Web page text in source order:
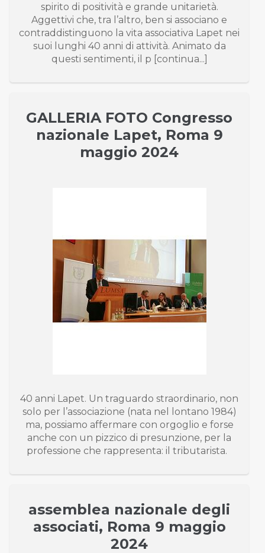
spirito di positività e grande unitarietà.
Aggettivi che, tra l’altro, ben si associano e
contraddistinguono la vita associativa Lapet nei
suoi lunghi 40 anni di attività. Animato da
questi sentimenti, il p [continua...]
GALLERIA FOTO Congresso
nazionale Lapet, Roma 9
maggio 2024
40 anni Lapet. Un traguardo straordinario, non
solo per l’associazione (nata nel lontano 1984)
ma, possiamo affermare con orgoglio e forse
anche con un pizzico di presunzione, per la
professione che rappresenta: il tributarista.
assemblea nazionale degli
associati, Roma 9 maggio
2024